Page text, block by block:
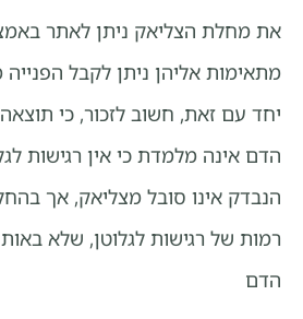
את מחלת הצליאק ניתן לאתר
מתאימות אליהן ניתן לקבל הפנייה
יחד עם זאת, חשוב לזכור, כי תוצאה
הדם אינה מלמדת כי אין רגישות
הנבדק אינו סובל מצליאק, אך בהחלט
רמות של רגישות לגלוטן, שלא באות
הדם